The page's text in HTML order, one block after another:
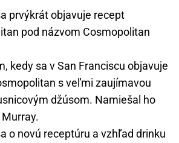
prvýkrát objavuje recept
pod názvom Cosmopolitan
kedy sa v San Franciscu objavuje
s veľmi zaujímavou
džúsom. Namiešal ho
o novú receptúru a vzhľad drinku